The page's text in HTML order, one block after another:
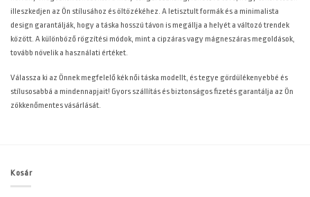
illeszkedjen az Ön stílusához és öltözékéhez. A letisztult formák és a minimalista
design garantálják, hogy a táska hosszú távon is megállja a helyét a változó trendek
között. A különböző rögzítési módok, mint a cipzáras vagy mágneszáras megoldások,
tovább növelik a használati értéket.
Válassza ki az Önnek megfelelő kék női táska modellt, és tegye gördülékenyebbé és
stílusosabbá a mindennapjait! Gyors szállítás és biztonságos fizetés garantálja az Ön
zökkenőmentes vásárlását.
Kosár